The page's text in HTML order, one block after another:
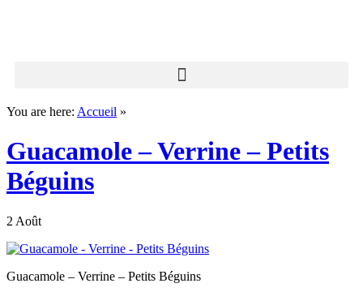
You are here: Accueil »
Guacamole – Verrine – Petits
Béguins
2 Août
Guacamole – Verrine – Petits Béguins